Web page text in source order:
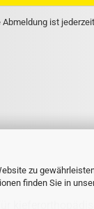
zu
finden Sie in
Abmeldung ist